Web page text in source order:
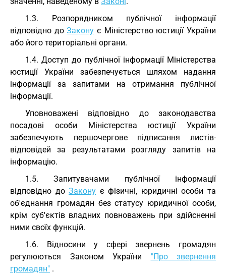
1.3. Розпорядником публічної інформації
відповідно доЗакону є Міністерство юстиції України
або його територіальні органи.
1.4. Доступ до публічної інформації Міністерства
юстиції України забезпечується шляхом надання
інформації за запитами на отримання публічної
інформації.
Уповноважені відповідно до законодавства
посадові особи Міністерства юстиції України
забезпечують першочергове підписання листів-
відповідей за результатами розгляду запитів на
інформацію.
1.5. Запитувачами публічної інформації
відповідно доЗакону є фізичні, юридичні особи та
об'єднання громадян без статусу юридичної особи,
крім суб'єктів владних повноважень при здійсненні
ними своїх функцій.
1.6. Відносини у сфері звернень громадян
регулюються Законом України "Про звернення
громадян" .